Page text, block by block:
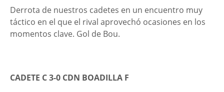
Derrota de nuestros cadetes en un encuentro muy
táctico en el que el rival aprovechó ocasiones en los
momentos clave. Gol de Bou.
CADETE C 3-0 CDN BOADILLA F